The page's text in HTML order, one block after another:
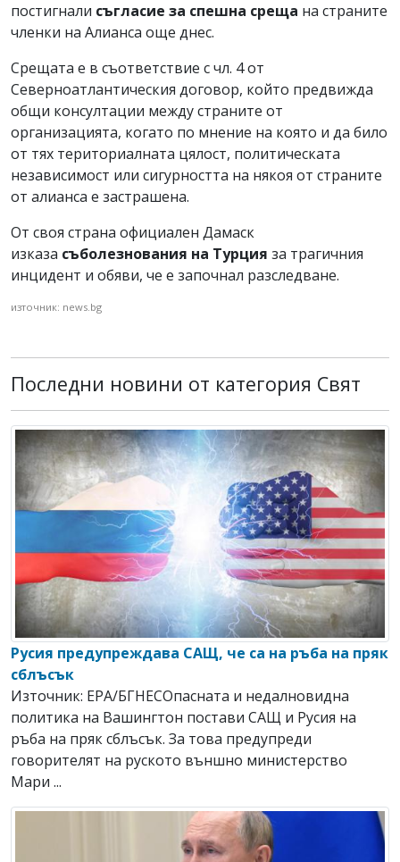
постигнали съгласие за спешна среща на страните
членки на Алианса още днес.
Срещата е в съответствие с чл. 4 от
Северноатлантическия договор, който предвижда
общи консултации между страните от
организацията, когато по мнение на която и да било
от тях териториалната цялост, политическата
независимост или сигурността на някоя от страните
от алианса е застрашена.
От своя страна официален Дамаск
изказа съболезнования на Турция за трагичния
инцидент и обяви, че е започнал разследване.
източник: news.bg
Последни новини от категория Свят
Русия предупреждава САЩ, че са на ръба на пряк
сблъсък
Източник: EPA/БГНЕСОпасната и недалновидна
политика на Вашингтон постави САЩ и Русия на
ръба на пряк сблъсък. За това предупреди
говорителят на руското външно министерство
Мари ...